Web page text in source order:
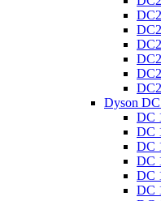
Dyson
DC
DC
DC
DC
DC
DC